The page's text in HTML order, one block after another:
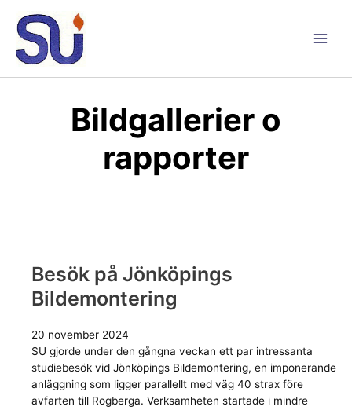
innehåll
Bildgallerier o
rapporter
Besök på Jönköpings
Bildemontering
20 november 2024
SU gjorde under den gångna veckan ett par intressanta
studiebesök vid Jönköpings Bildemontering, en imponerande
anläggning som ligger parallellt med väg 40 strax före
avfarten till Rogberga. Verksamheten startade i mindre